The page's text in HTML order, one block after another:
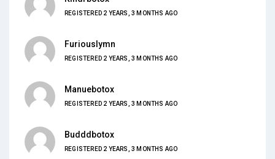
REGISTERED 2 YEARS, 3 MONTHS AGO
Furiouslymn
REGISTERED 2 YEARS, 3 MONTHS AGO
Manuebotox
REGISTERED 2 YEARS, 3 MONTHS AGO
Budddbotox
REGISTERED 2 YEARS, 3 MONTHS AGO